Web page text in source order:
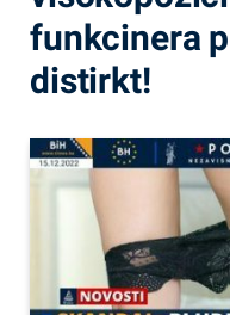
funkcinera
distirkt!